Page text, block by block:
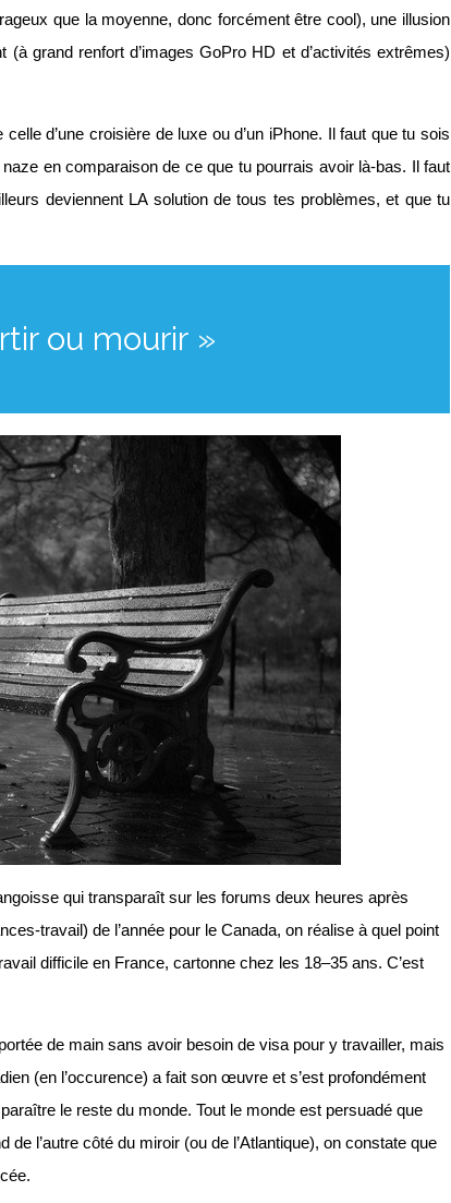
que la moyenne, donc forcément être cool), une illusion
grand renfort d’images GoPro HD et d’activités extrêmes)
d’une croisière de luxe ou d’un iPhone. Il faut que tu sois
en comparaison de ce que tu pourrais avoir là-bas. Il faut
deviennent LA solution de tous tes problèmes, et que tu
ou mourir »
qui transparaît sur les forums deux heures après
travail) de l’année pour le Canada, on réalise à quel point
difficile en France, cartonne chez les 18–35 ans. C’est
de main sans avoir besoin de visa pour y travailler, mais
(en l’occurence) a fait son œuvre et s’est profondément
le reste du monde. Tout le monde est persuadé que
de l’autre côté du miroir (ou de l’Atlantique), on constate que